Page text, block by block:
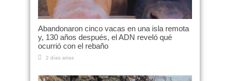
Abandonaron cinco vacas en una isla remota
y, 130 años después, el ADN reveló qué
ocurrió con el rebaño
2 días atras